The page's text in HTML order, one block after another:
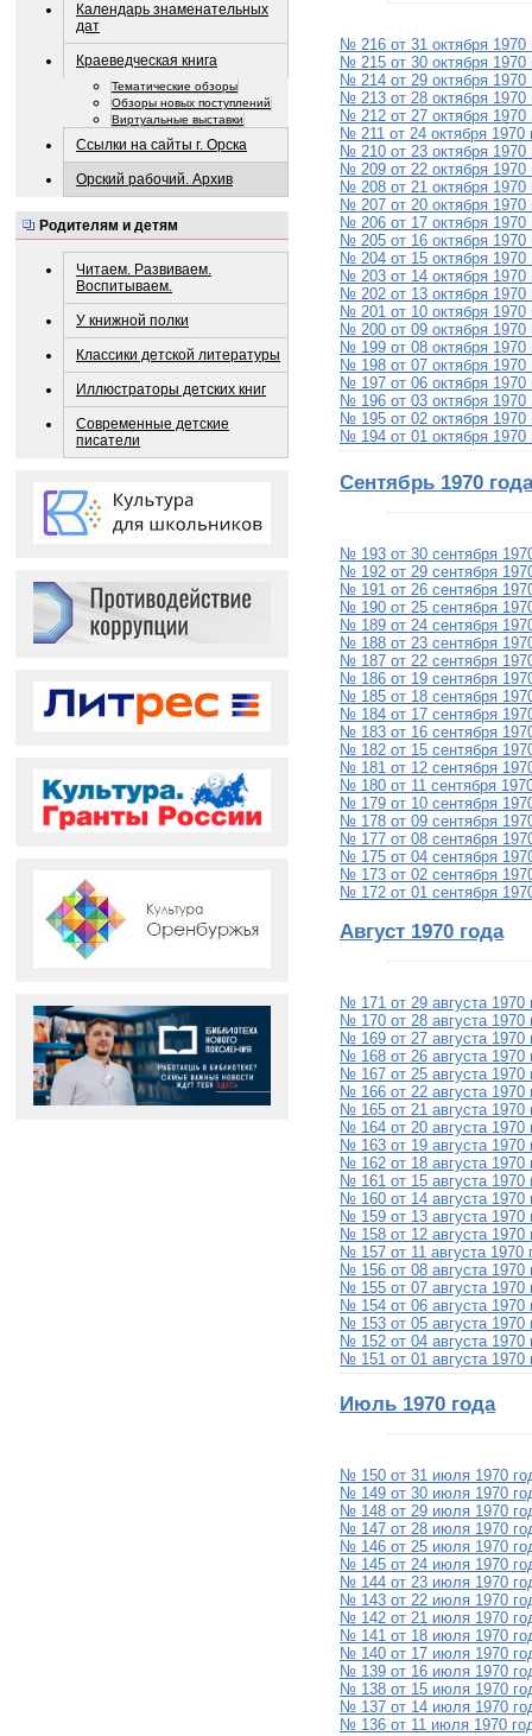
Календарь знаменательных
дат
Краеведческая книга
Тематические обзоры
Обзоры новых поступлений
Виртуальные выставки
Ссылки на сайты г. Орска
Орский рабочий. Архив
Родителям и детям
Читаем. Развиваем.
Воспитываем.
У книжной полки
Классики детской литературы
Иллюстраторы детских книг
Современные детские
писатели
№ 216 от 31 октября 1970
№ 215 от 30 октября 1970
№ 214 от 29 октября 1970
№ 213 от 28 октября 1970
№ 212 от 27 октября 1970
№ 211 от 24 октября 1970
№ 210 от 23 октября 1970
№ 209 от 22 октября 1970
№ 208 от 21 октября 1970
№ 207 от 20 октября 1970
№ 206 от 17 октября 1970
№ 205 от 16 октября 1970
№ 204 от 15 октября 1970
№ 203 от 14 октября 1970
№ 202 от 13 октября 1970
№ 201 от 10 октября 1970
№ 200 от 09 октября 1970
№ 199 от 08 октября 1970
№ 198 от 07 октября 1970
№ 197 от 06 октября 1970
№ 196 от 03 октября 1970
№ 195 от 02 октября 1970
№ 194 от 01 октября 1970
Сентябрь 1970 года
№ 193 от 30 сентября
№ 192 от 29 сентября
№ 191 от 26 сентября
№ 190 от 25 сентября
№ 189 от 24 сентября
№ 188 от 23 сентября
№ 187 от 22 сентября
№ 186 от 19 сентября
№ 185 от 18 сентября
№ 184 от 17 сентября
№ 183 от 16 сентября
№ 182 от 15 сентября
№ 181 от 12 сентября
№ 180 от 11 сентября
№ 179 от 10 сентября
№ 178 от 09 сентября
№ 177 от 08 сентября
№ 175 от 04 сентября
№ 173 от 02 сентября
№ 172 от 01 сентября
Август 1970 года
№ 171 от 29 августа 1970
№ 170 от 28 августа 1970
№ 169 от 27 августа 1970
№ 168 от 26 августа 1970
№ 167 от 25 августа 1970
№ 166 от 22 августа 1970
№ 165 от 21 августа 1970
№ 164 от 20 августа 1970
№ 163 от 19 августа 1970
№ 162 от 18 августа 1970
№ 161 от 15 августа 1970
№ 160 от 14 августа 1970
№ 159 от 13 августа 1970
№ 158 от 12 августа 1970
№ 157 от 11 августа 1970
№ 156 от 08 августа 1970
№ 155 от 07 августа 1970
№ 154 от 06 августа 1970
№ 153 от 05 августа 1970
№ 152 от 04 августа 1970
№ 151 от 01 августа 1970
Июль 1970 года
№ 150 от 31 июля 1970
№ 149 от 30 июля 1970
№ 148 от 29 июля 1970
№ 147 от 28 июля 1970
№ 146 от 25 июля 1970
№ 145 от 24 июля 1970
№ 144 от 23 июля 1970
№ 143 от 22 июля 1970
№ 142 от 21 июля 1970
№ 141 от 18 июля 1970
№ 140 от 17 июля 1970
№ 139 от 16 июля 1970
№ 138 от 15 июля 1970
№ 137 от 14 июля 1970
№ 136 от 11 июля 1970